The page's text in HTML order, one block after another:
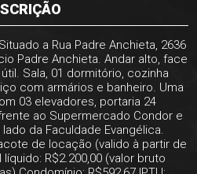
a Rua Padre Anchieta, 2636
Padre Anchieta. Andar alto, face
Sala, 01 dormitório, cozinha
com armários e banheiro. Uma
03 elevadores, portaria 24
ao Supermercado Condor e
da Faculdade Evangélica.
de locação (valido à partir de
R$2.200,00 (valor bruto